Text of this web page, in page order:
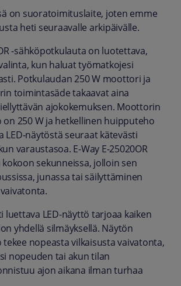
on suoratoimituslaite, joten emme
heti seuraavalle arkipäivälle.
-sähköpotkulauta on luotettava,
kun haluat työmatkojesi
Potkulaudan 250 W moottori ja
toimintasäde takaavat aina
ajokokemuksen. Moottorin
250 W ja hetkellinen huipputeho
LED-näytöstä seuraat kätevästi
varaustasoa. E-Way E-25020OR
sekunneissa, jolloin sen
junassa tai säilyttäminen
luettava LED-näyttö tarjoaa kaiken
yhdellä silmäyksellä. Näytön
nopeasta vilkaisusta vaivatonta,
nopeuden tai akun tilan
ajon aikana ilman turhaa